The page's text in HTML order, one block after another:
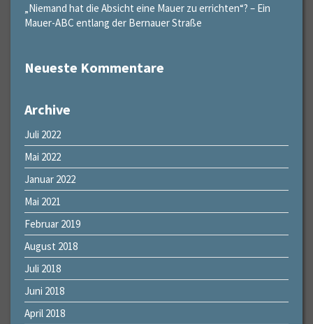
„Niemand hat die Absicht eine Mauer zu errichten“? – Ein
Mauer-ABC entlang der Bernauer Straße
Neueste Kommentare
Archive
Juli 2022
Mai 2022
Januar 2022
Mai 2021
Februar 2019
August 2018
Juli 2018
Juni 2018
April 2018